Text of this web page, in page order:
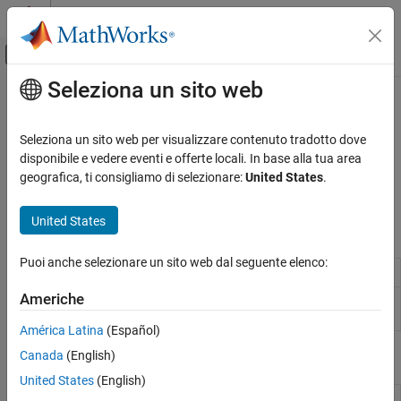
Vai al contenuto
Attiva/disattiva menu di navigazione
Pagina iniziale della documentazione
Importazione dei dati e analisi
Importazione ed esportazione di dati
Schede e kit hardware
Categoria
Installazione e impostazione
Collegamento all'hardware BeagleBone
Black
LED
Contenuto principale
Porta seriale
Utilizzare la porta seriale di BeagleBone ®Black
Collegare e controllare i dispositivi collegati alla porta seriale di
Oggetti
BeagleBone
serialdev
Funzioni
Seleziona un sito web
Seleziona un sito web per visualizzare contenuto tradotto dove
disponibile e vedere eventi e offerte locali. In base alla tua area
geografica, ti consigliamo di selezionare:United States.
United States
Puoi anche selezionare un sito web dal seguente elenco:
Americhe
América Latina (Español)
Canada (English)
United States (English)